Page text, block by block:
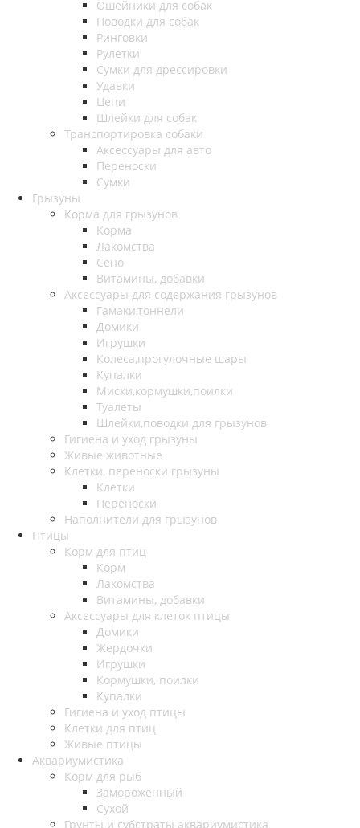
Ошейники для собак
Поводки для собак
Ринговки
Рулетки
Сумки для дрессировки
Удавки
Цепи
Шлейки для собак
Транспортировка собаки
Аксессуары для авто
Переноски
Сумки
Грызуны
Корма для грызунов
Корма
Лакомства
Сено
Витамины, добавки
Аксессуары для содержания грызунов
Гамаки,тоннели
Домики
Игрушки
Колеса,прогулочные шары
Купалки
Миски,кормушки,поилки
Туалеты
Шлейки,поводки для грызунов
Гигиена и уход грызуны
Живые животные
Клетки, переноски грызуны
Клетки
Переноски
Наполнители для грызунов
Птицы
Корм для птиц
Корм
Лакомства
Витамины, добавки
Аксессуары для клеток птицы
Домики
Жердочки
Игрушки
Кормушки, поилки
Купалки
Гигиена и уход птицы
Клетки для птиц
Живые птицы
Аквариумистика
Корм для рыб
Замороженный
Сухой
Грунты и субстраты аквариумистика